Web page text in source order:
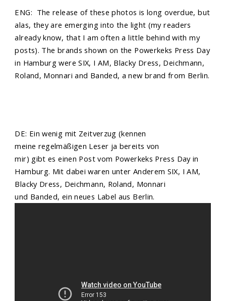
ENG: The release of these photos is long overdue, but
alas, they are emerging into the light (my readers
already know, that I am often a little behind with my
posts). The brands shown on the Powerkeks Press Day
in Hamburg were SIX, I AM, Blacky Dress, Deichmann,
Roland, Monnari and Banded, a new brand from Berlin.
DE: Ein wenig mit Zeitverzug (kennen
meine regelmäßigen Leser ja bereits von
mir) gibt es einen Post vom Powerkeks Press Day in
Hamburg. Mit dabei waren unter Anderem SIX, I AM,
Blacky Dress, Deichmann, Roland, Monnari
und Banded, ein neues Label aus Berlin.